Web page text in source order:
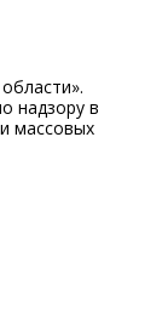
надзору в
массовых
о
центр
обл., г.